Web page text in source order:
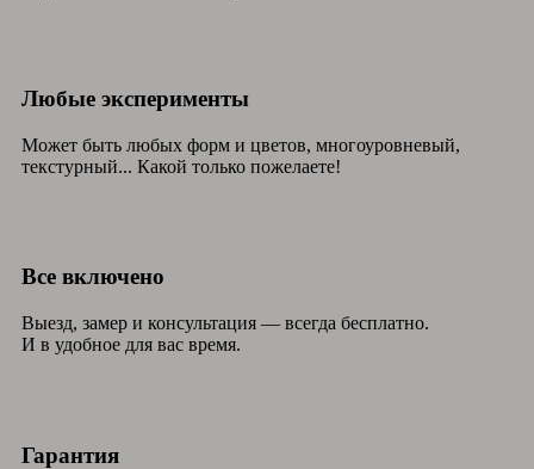
Любые эксперименты
Может быть любых форм и цветов, многоуровневый,
текстурный... Какой только пожелаете!
Все включено
Выезд, замер и консультация — всегда бесплатно.
И в удобное для вас время.
Гарантия